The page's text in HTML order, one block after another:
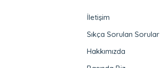
İletişim
Sıkça Sorulan Sorular
Hakkımızda